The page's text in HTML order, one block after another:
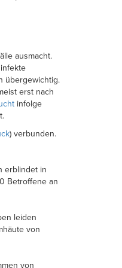
ausmacht.
übergewichtig.
erst nach
infolge
) verbunden.
erblindet in
Betroffene an
leiden
von
von